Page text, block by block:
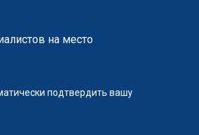
на место
подтвердить вашу